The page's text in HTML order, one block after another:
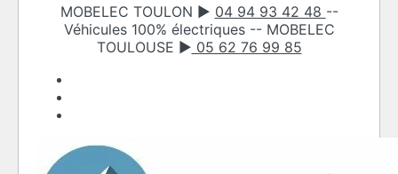
MOBELEC TOULON ► 04 94 93 42 48 --
Véhicules 100% électriques -- MOBELEC
TOULOUSE ► 05 62 76 99 85